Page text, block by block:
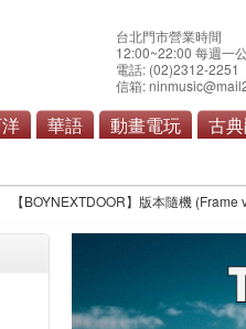
台北門市營業時間
12:00~22:00 每週一
電話: (02)2312-2251
信箱:
華語 動畫電玩 古
【BOYNEXTDOOR】版本隨機